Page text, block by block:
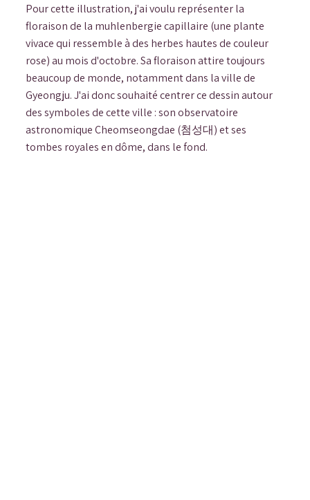
Pour cette illustration, j'ai voulu représenter la
floraison de la muhlenbergie capillaire (une plante
vivace qui ressemble à des herbes hautes de couleur
rose) au mois d'octobre. Sa floraison attire toujours
beaucoup de monde, notamment dans la ville de
Gyeongju. J'ai donc souhaité centrer ce dessin autour
des symboles de cette ville : son observatoire
astronomique Cheomseongdae (첨성대) et ses
tombes royales en dôme, dans le fond.